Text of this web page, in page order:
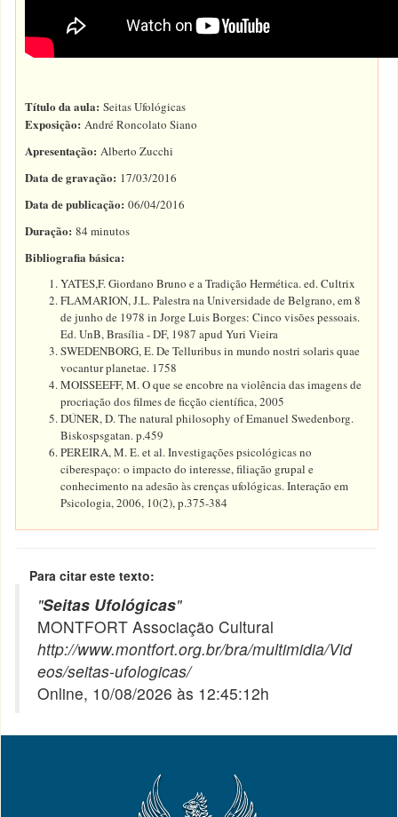
Título da aula: Seitas Ufológicas
Exposição: André Roncolato Siano
Apresentação: Alberto Zucchi
Data de gravação: 17/03/2016
Data de publicação: 06/04/2016
Duração: 84 minutos
Bibliografia básica:
YATES,F. Giordano Bruno e a Tradição Hermética. ed. Cultrix
FLAMARION, J.L. Palestra na Universidade de Belgrano, em 8
de junho de 1978 in Jorge Luis Borges: Cinco visões pessoais.
Ed. UnB, Brasília - DF, 1987 apud Yuri Vieira
SWEDENBORG, E. De Telluribus in mundo nostri solaris quae
vocantur planetae. 1758
MOISSEEFF, M. O que se encobre na violência das imagens de
procriação dos filmes de ficção científica, 2005
DÚNER, D. The natural philosophy of Emanuel Swedenborg.
Biskospsgatan. p.459
PEREIRA, M. E. et al. Investigações psicológicas no
ciberespaço: o impacto do interesse, filiação grupal e
conhecimento na adesão às crenças ufológicas. Interação em
Psicologia, 2006, 10(2), p.375-384
Para citar este texto:
"Seitas Ufológicas"
MONTFORT Associação Cultural
http://www.montfort.org.br/bra/multimidia/Vid
eos/seitas-ufologicas/
Online, 10/08/2026 às 12:45:12h